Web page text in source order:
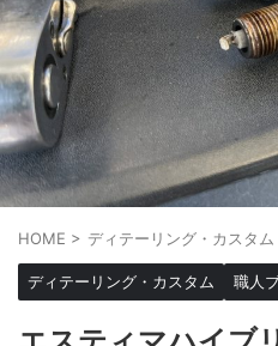
HOME > ディテーリング・カスタム
ディテーリング・カスタム 職人